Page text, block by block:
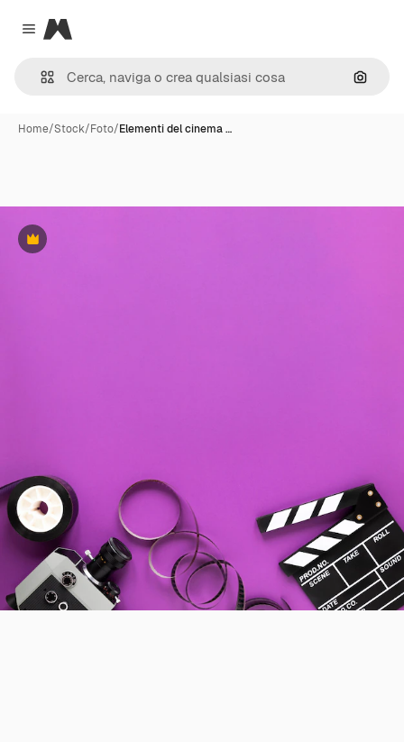
Close menu
Magnific
Cerca
Home/Stock/Foto/Elementi del cinema …
Premium